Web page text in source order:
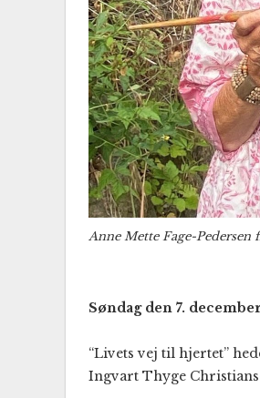
Anne Mette Fage-
Søndag den 7.
“Livets vej til hjertet”
Ingvart Thyge